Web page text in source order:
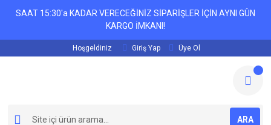
SAAT 15:30'a KADAR VERECEĞİNİZ SİPARİŞLER İÇİN AYNI GÜN
KARGO İMKANI!
Hoşgeldiniz Giriş Yap Üye Ol
ARA